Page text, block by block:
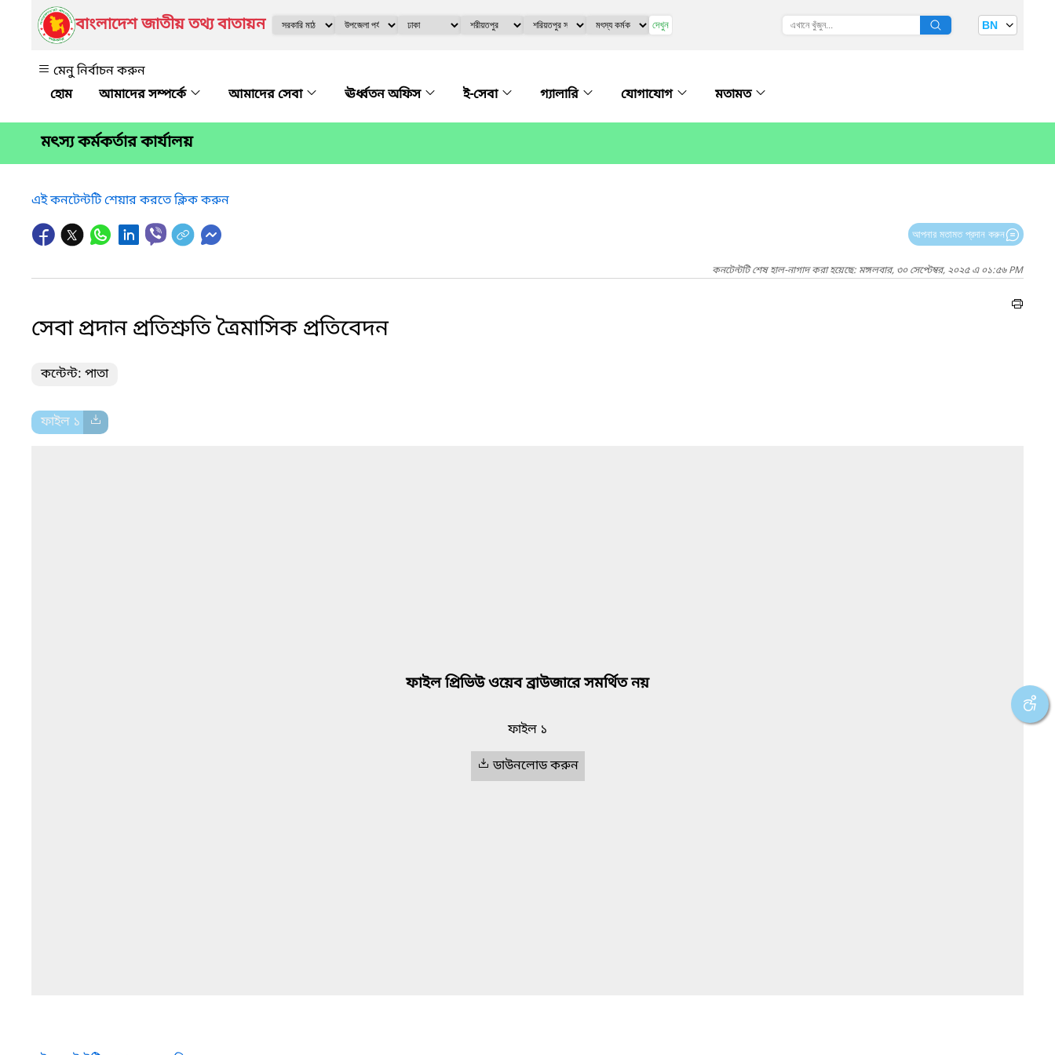
বাংলাদেশ জাতীয় তথ্য বাতায়ন দেখুন BN
মেনু নির্বাচন করুন
আমাদের সম্পর্কে
আমাদের সেবা ঊর্ধ্বতন অফিস ই-সেবা গ্যালারি যোগাযোগ মতামত
মৎস্য কর্মকর্তার কার্যালয়
এই কনটেন্টটি শেয়ার করতে ক্লিক করুন
আপনার মতামত প্রদান করুন
কনটেন্টটি শেষ হাল-নাগাদ করা হয়েছে: মঙ্গলবার, ৩০ সেপ্টেম্বর, ২০২৫ এ ০১:৫৬ PM
সেবা প্রদান প্রতিশ্রুতি ত্রৈমাসিক প্রতিবেদন
কন্টেন্ট: পাতা
ফাইল ১
ফাইল প্রিভিউ ওয়েব ব্রাউজারে সমর্থিত নয়
ফাইল ১
ডাউনলোড করুন